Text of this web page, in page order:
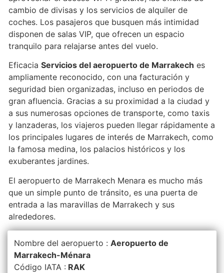
cambio de divisas y los servicios de alquiler de
coches. Los pasajeros que busquen más intimidad
disponen de salas VIP, que ofrecen un espacio
tranquilo para relajarse antes del vuelo.
Eficacia Servicios del aeropuerto de Marrakech es
ampliamente reconocido, con una facturación y
seguridad bien organizadas, incluso en periodos de
gran afluencia. Gracias a su proximidad a la ciudad y
a sus numerosas opciones de transporte, como taxis
y lanzaderas, los viajeros pueden llegar rápidamente a
los principales lugares de interés de Marrakech, como
la famosa medina, los palacios históricos y los
exuberantes jardines.
El aeropuerto de Marrakech Menara es mucho más
que un simple punto de tránsito, es una puerta de
entrada a las maravillas de Marrakech y sus
alrededores.
Nombre del aeropuerto : Aeropuerto de
Marrakech-Ménara
Código IATA : RAK